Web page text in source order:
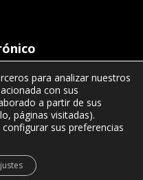
para analizar nuestros
con sus
a partir de sus
páginas visitadas).
sus preferencias